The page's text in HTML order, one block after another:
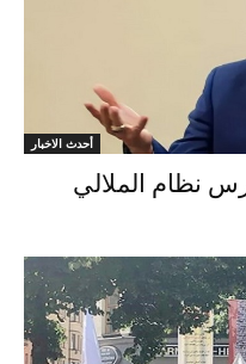
أحدث الاخبار
نظام الملالي